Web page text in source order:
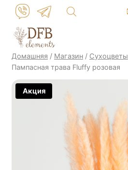
Перейти
контенту
Домашняя / Магазин / Сухоцветы
Пампасная трава Fluffy розовая
Акция